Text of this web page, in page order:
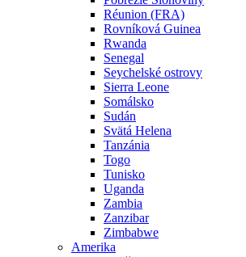
Réunion (FRA)
Rovníková Guinea
Rwanda
Senegal
Seychelské ostrovy
Sierra Leone
Somálsko
Sudán
Svätá Helena
Tanzánia
Togo
Tunisko
Uganda
Zambia
Zanzibar
Zimbabwe
Amerika